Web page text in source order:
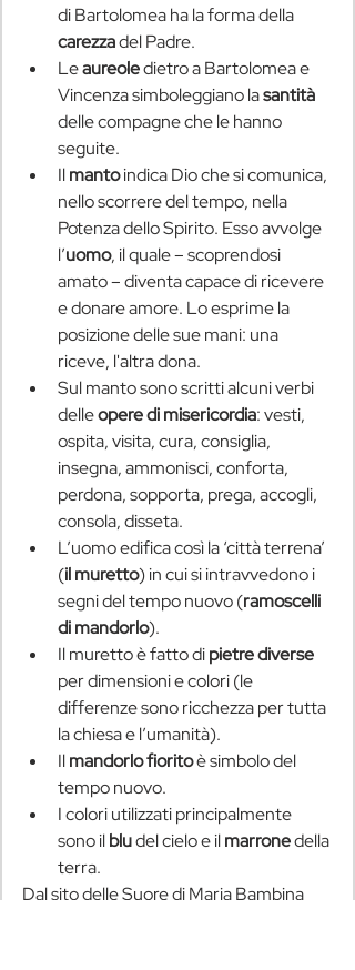
di Bartolomea ha la forma della
carezza del Padre.
Le aureole dietro a Bartolomea e
Vincenza simboleggiano la santità
delle compagne che le hanno
seguite.
Il manto indica Dio che si comunica,
nello scorrere del tempo, nella
Potenza dello Spirito. Esso avvolge
l’uomo, il quale – scoprendosi
amato – diventa capace di ricevere
e donare amore. Lo esprime la
posizione delle sue mani: una
riceve, l'altra dona.
Sul manto sono scritti alcuni verbi
delle opere di misericordia: vesti,
ospita, visita, cura, consiglia,
insegna, ammonisci, conforta,
perdona, sopporta, prega, accogli,
consola, disseta.
L’uomo edifica così la ‘città terrena’
(il muretto) in cui si intravvedono i
segni del tempo nuovo (ramoscelli
di mandorlo).
Il muretto è fatto di pietre diverse
per dimensioni e colori (le
differenze sono ricchezza per tutta
la chiesa e l’umanità).
Il mandorlo fiorito è simbolo del
tempo nuovo.
I colori utilizzati principalmente
sono il blu del cielo e il marrone della
terra.
Dal sito delle Suore di Maria Bambina